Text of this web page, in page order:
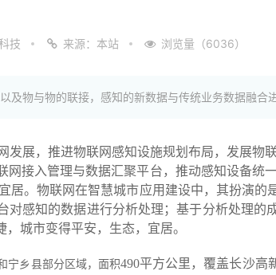
技 来源：本站 浏览量（6036）
物与物的联接，感知的新数据与传统业务数据融合
发展，推进物联网感知设施规划布局，发展物
接入管理与数据汇聚平台，推动感知设备统
居。物联网在智慧城市应用建设中，其扮演
对感知的数据进行分析处理；基于分析处理的
城市变得平安，生态，宜居。
宁乡县部分区域，面积490平方公里，覆盖长沙高